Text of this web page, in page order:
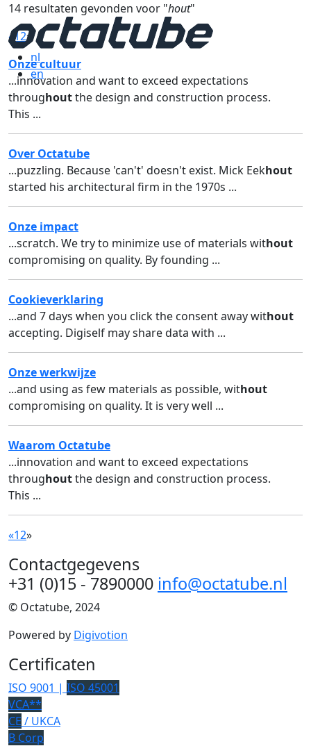
nl
en
14 resultaten gevonden voor "hout"
« 12»
Onze cultuur
...innovation and want to exceed expectations
throughoutthe design and construction process.
This ...
Over Octatube
...puzzling. Because 'can't' doesn't exist. Mick Eekhout
started his architectural firm in the 1970s ...
Onze impact
...scratch. We try to minimize use of materials without
compromising on quality. By founding ...
Cookieverklaring
...and 7 days when you click the consent away without
accepting. Digiself may share data with ...
Onze werkwijze
...and using as few materials as possible, without
compromising on quality. It is very well ...
Waarom Octatube
...innovation and want to exceed expectations
throughoutthe design and construction process.
This ...
«12»
Contactgegevens
+31 (0)15 - 7890000 info@octatube.nl
© Octatube, 2024
Powered by Digivotion
Certificaten
ISO 9001 | ISO 45001
VCA**
CE / UKCA
B Corp